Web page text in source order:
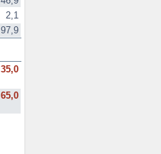
2,1
97,9
35,0
65,0